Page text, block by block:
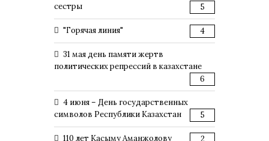
сестры
5
"Горячая линия" 4
31 мая день памяти жертв
политических репрессий в казахстане
6
4 июня – День государственных
символов Республики Казахстан
5
110 лет Касыму Аманжолову 2